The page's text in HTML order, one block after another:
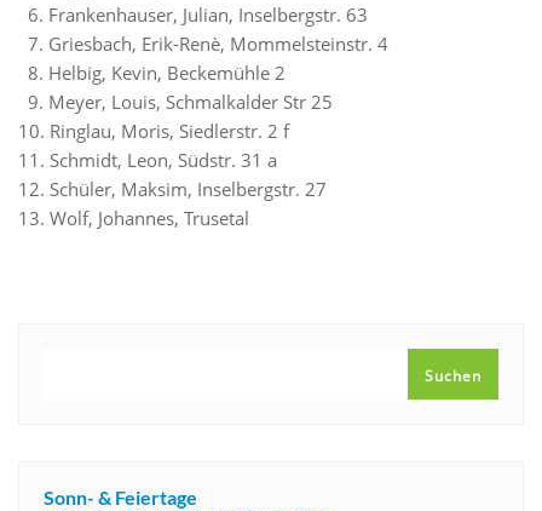
6. Frankenhauser, Julian, Inselbergstr. 63
7. Griesbach, Erik-Renè, Mommelsteinstr. 4
8. Helbig, Kevin, Beckemühle 2
9. Meyer, Louis, Schmalkalder Str 25
10. Ringlau, Moris, Siedlerstr. 2 f
11. Schmidt, Leon, Südstr. 31 a
12. Schüler, Maksim, Inselbergstr. 27
13. Wolf, Johannes, Trusetal
Suchen
Sonn- & Feiertage